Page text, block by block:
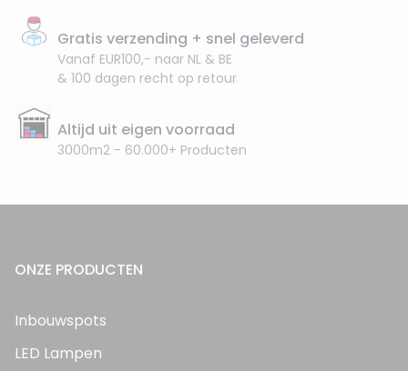
Gratis verzending + snel geleverd
Vanaf EUR100,- naar NL & BE
& 100 dagen recht op retour
Altijd uit eigen voorraad
3000m2 - 60.000+ Producten
ONZE PRODUCTEN
Inbouwspots
LED Lampen